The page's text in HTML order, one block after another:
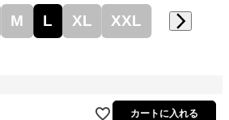
M L XL XXL
カートに入れる